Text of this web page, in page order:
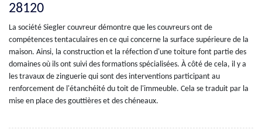
28120
La société Siegler couvreur démontre que les couvreurs ont de
compétences tentaculaires en ce qui concerne la surface supérieure de la
maison. Ainsi, la construction et la réfection d'une toiture font partie des
domaines où ils ont suivi des formations spécialisées. À côté de cela, il y a
les travaux de zinguerie qui sont des interventions participant au
renforcement de l'étanchéité du toit de l'immeuble. Cela se traduit par la
mise en place des gouttières et des chéneaux.